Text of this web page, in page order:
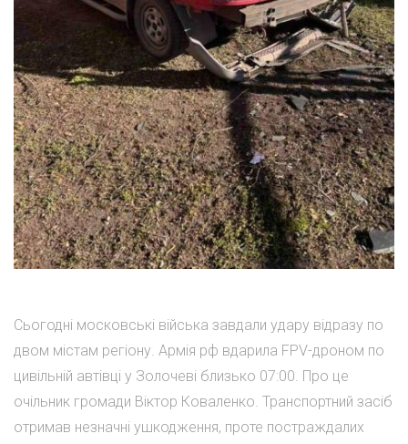
Сьогодні московські війська завдали удару відразу по
двом містам регіону. Армія рф вдарила FPV-дроном по
цивільній автівці у Золочеві близько 07:00. Про це
очільник громади Віктор Коваленко. Транспортний засіб
отримав незначні ушкодження, проте постраждалих